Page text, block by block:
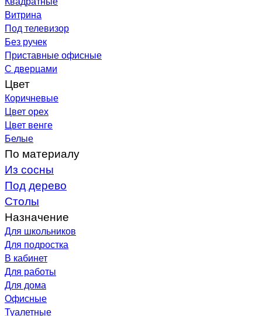
Витрина
Под телевизор
Без ручек
Приставные офисные
С дверцами
Цвет
Коричневые
Цвет орех
Цвет венге
Белые
По материалу
Из сосны
Под дерево
Столы
Назначение
Для школьников
Для подростка
В кабинет
Для работы
Для дома
Офисные
Туалетные